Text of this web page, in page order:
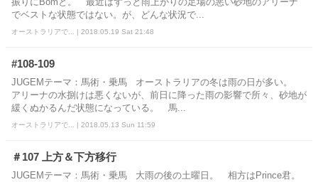
でベストな状態ではない。が、どんな状況で...
オーストラリアで... | 2018.05.19 Sat 21:48
#108-109
JUGEMテーマ：馬術・乗馬 オーストラリアの冬は雨の日が多い。
アリーナの水捌けは悪くないが、前日に降った雨の影響で所々、砂地が
緩くぬかるんだ状態になっている。 馬...
オーストラリアで... | 2018.05.13 Sun 11:59
＃107 上方＆下方移行
JUGEMテーマ：馬術・乗馬 大雨の後の土曜日。 相方はPrince君。